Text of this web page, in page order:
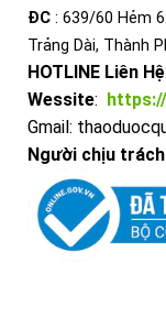
ĐC : 639/60 Hẻm
Trảng Dài, Thành
HOTLINE Liên Hệ:
Wessite:
Gmail:
Người chịu